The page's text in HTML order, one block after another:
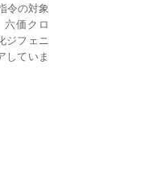
令の対象
六価クロ
ジフェニ
していま